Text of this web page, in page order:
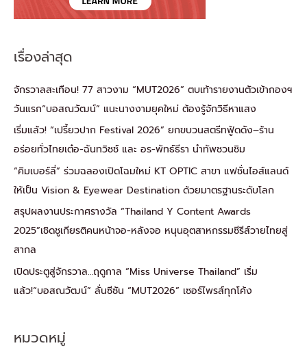
เรื่องล่าสุด
จักรวาลสะเทือน! 77 สาวงาม “MUT2026” ตบเท้ารายงานตัวเข้ากองฯ
วันแรก“บอสณวัฒน์” แนะนางงามยุคใหม่ ต้องรู้จักวิธีหาแสง
เริ่มแล้ว! “เปรี้ยวปาก Festival 2026” ยกขบวนสตรีทฟู้ดดัง–ร้าน
อร่อยทั่วไทยเต๋อ-ฉันทวิชช์ และ อร-พัทธ์ธีรา นำทัพชวนชิม
“คิมเบอร์ลี่” ร่วมฉลองเปิดโฉมใหม่ KT OPTIC สาขา แฟชั่นไอส์แลนด์
ให้เป็น Vision & Eyewear Destination ด้วยมาตรฐานระดับโลก
สรุปผลงานประกาศรางวัล “Thailand Y Content Awards
2025”เชิดชูเกียรติคนหน้าจอ-หลังจอ หนุนอุตสาหกรรมซีรีส์วายไทยสู่
สากล
เปิดประตูสู่จักรวาล…ฤดูกาล “Miss Universe Thailand” เริ่ม
แล้ว!“บอสณวัฒน์” ลั่นซีซัน “MUT2026” เซอร์ไพรส์ทุกโค้ง
หมวดหมู่